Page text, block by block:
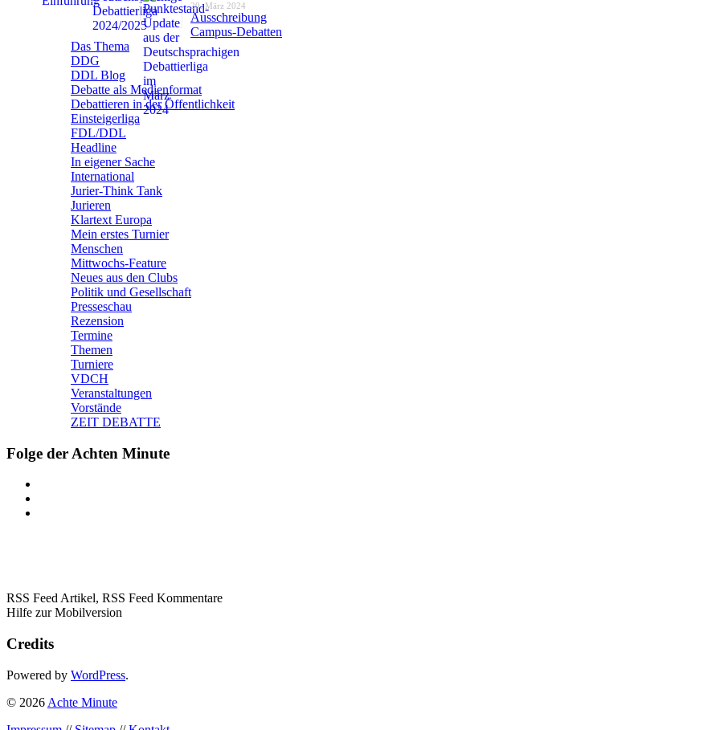
20. März 2024
Ausschreibung
Campus-Debatten
Das Thema
DDG
DDL Blog
Debatte als Medienformat
Debattieren in der Öffentlichkeit
Einsteigerliga
FDL/DDL
Headline
In eigener Sache
International
Jurier-Think Tank
Jurieren
Klartext Europa
Mein erstes Turnier
Menschen
Mittwochs-Feature
Neues aus den Clubs
Politik und Gesellschaft
Presseschau
Rezension
Termine
Themen
Turniere
VDCH
Veranstaltungen
Vorstände
ZEIT DEBATTE
Folge der Achten Minute
RSS Feed Artikel, RSS Feed Kommentare
Hilfe zur Mobilversion
Credits
Powered by WordPress.
© 2026 Achte Minute